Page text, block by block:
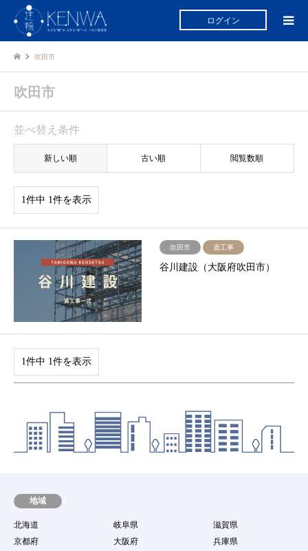
ログイン
吹田市
吹田市
並べ替え条件
新しい順 古い順 閲覧数順
1件中 1件を表示
吹田市 鳶工事
谷川建設（大阪府吹田市）
1件中 1件を表示
地域
北海道 岐阜県
滋賀県
京都府
大阪府
兵庫県